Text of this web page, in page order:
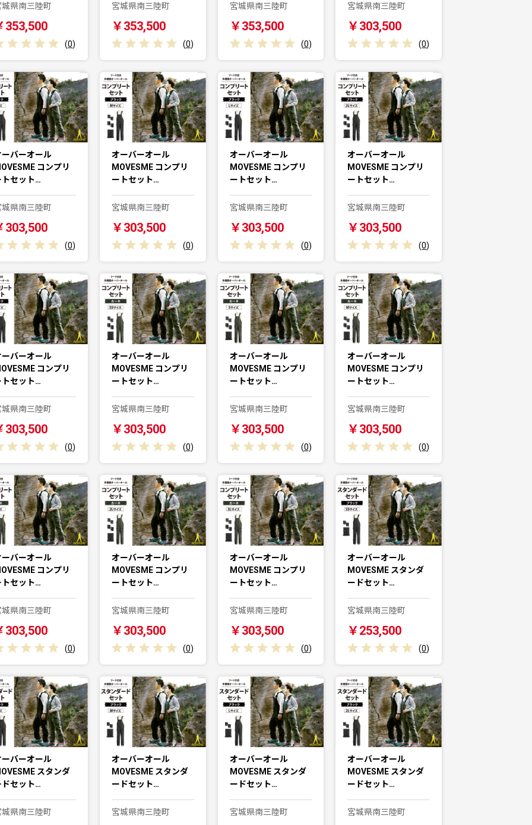
城県南三陸町
353,500
(0)
宮城県南三陸町
￥353,500
(0)
宮城県南三陸町
￥353,500
(0)
宮城県南三陸町
￥303,500
(0)
ーバーオール
コンプリ
トセット…
城県南三陸町
303,500
(0)
オーバーオール
MOVESME コンプリ
ートセット…
宮城県南三陸町
￥303,500
(0)
オーバーオール
MOVESME コンプリ
ートセット…
宮城県南三陸町
￥303,500
(0)
オーバーオール
MOVESME コンプリ
ートセット…
宮城県南三陸町
￥303,500
(0)
ーバーオール
コンプリ
トセット…
城県南三陸町
303,500
(0)
オーバーオール
MOVESME コンプリ
ートセット…
宮城県南三陸町
￥303,500
(0)
オーバーオール
MOVESME コンプリ
ートセット…
宮城県南三陸町
￥303,500
(0)
オーバーオール
MOVESME コンプリ
ートセット…
宮城県南三陸町
￥303,500
(0)
ーバーオール
コンプリ
トセット…
城県南三陸町
303,500
(0)
オーバーオール
MOVESME コンプリ
ートセット…
宮城県南三陸町
￥303,500
(0)
オーバーオール
MOVESME コンプリ
ートセット…
宮城県南三陸町
￥303,500
(0)
オーバーオール
MOVESME スタンダ
ードセット…
宮城県南三陸町
￥253,500
(0)
ーバーオール
スタンダ
ドセット…
城県南三陸町
オーバーオール
MOVESME スタンダ
ードセット…
宮城県南三陸町
オーバーオール
MOVESME スタンダ
ードセット…
宮城県南三陸町
オーバーオール
MOVESME スタンダ
ードセット…
宮城県南三陸町